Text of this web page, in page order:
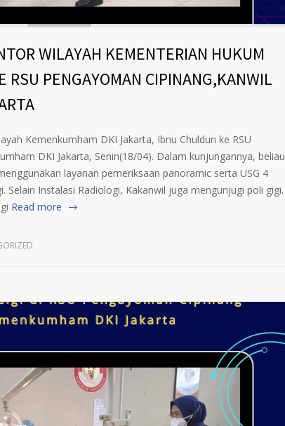
WILAYAH KEMENTERIAN HUKUM
RSU PENGAYOMAN CIPINANG,KANWIL
Kemenkumham DKI Jakarta, Ibnu Chuldun ke RSU
DKI Jakarta, Senin(18/04). Dalam kunjungannya, beliau
layanan pemeriksaan panoramic serta USG 4
Selain Instalasi Radiologi, Kakanwil juga mengunjugi poli gigi.
Read more